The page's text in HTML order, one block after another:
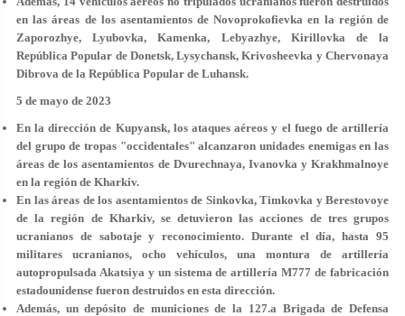
en las áreas de los asentamientos de Novoprokofievka en la región de
Zaporozhye, Lyubovka, Kamenka, Lebyazhye, Kirillovka de la
República Popular de Donetsk, Lysychansk, Krivosheevka y Chervonaya
Dibrova de la República Popular de Luhansk.
5 de mayo de 2023
En la dirección de Kupyansk, los ataques aéreos y el fuego de artillería
del grupo de tropas "occidentales" alcanzaron unidades enemigas en las
áreas de los asentamientos de Dvurechnaya, Ivanovka y Krakhmalnoye
en la región de Kharkiv.
En las áreas de los asentamientos de Sinkovka, Timkovka y Berestovoye
de la región de Kharkiv, se detuvieron las acciones de tres grupos
ucranianos de sabotaje y reconocimiento. Durante el día, hasta 95
militares ucranianos, ocho vehículos, una montura de artillería
autopropulsada Akatsiya y un sistema de artillería M777 de fabricación
estadounidense fueron destruidos en esta dirección.
Además, un depósito de municiones de la 127.a Brigada de Defensa